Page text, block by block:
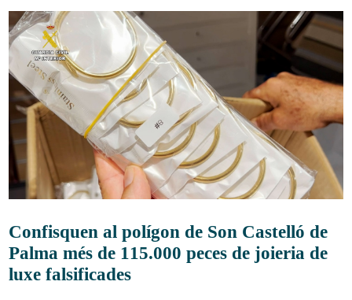
Confisquen al polígon de Son Castelló de
Palma més de 115.000 peces de joieria de
luxe falsificades